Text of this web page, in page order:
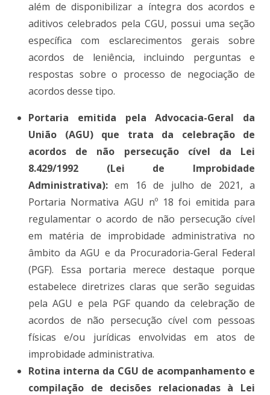
além de disponibilizar a íntegra dos acordos e
aditivos celebrados pela CGU, possui uma seção
específica com esclarecimentos gerais sobre
acordos de leniência, incluindo perguntas e
respostas sobre o processo de negociação de
acordos desse tipo.
Portaria emitida pela Advocacia-Geral da
União (AGU) que trata da celebração de
acordos de não persecução cível da Lei
8.429/1992 (Lei de Improbidade
Administrativa):em 16 de julho de 2021, a
Portaria Normativa AGU nº 18 foi emitida para
regulamentar o acordo de não persecução cível
em matéria de improbidade administrativa no
âmbito da AGU e da Procuradoria-Geral Federal
(PGF). Essa portaria merece destaque porque
estabelece diretrizes claras que serão seguidas
pela AGU e pela PGF quando da celebração de
acordos de não persecução cível com pessoas
físicas e/ou jurídicas envolvidas em atos de
improbidade administrativa.
Rotina interna da CGU de acompanhamento e
compilação de decisões relacionadas à Lei